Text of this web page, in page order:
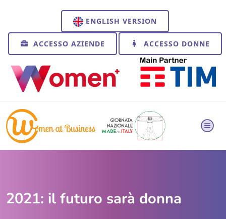
ENGLISH VERSION
ACCESSO AZIENDE ACCESSO DONNE
2021: il futuro sarà donna